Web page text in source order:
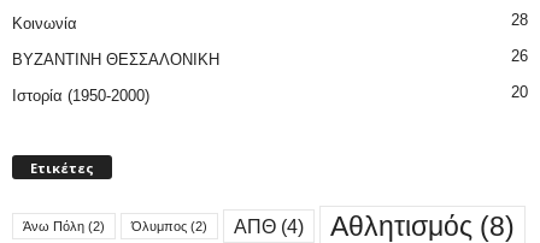
Κοινωνία 28
ΒΥΖΑΝΤΙΝΗ ΘΕΣΣΑΛΟΝΙΚΗ 26
Ιστορία (1950-2000) 20
Ετικέτες
Άνω Πόλη (2) Όλυμπος (2) ΑΠΘ (4) Αθλητισμός (8)